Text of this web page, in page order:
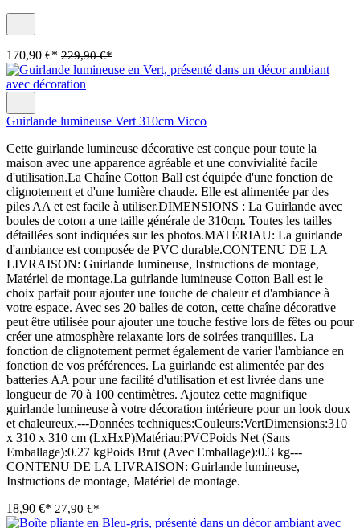
170,90 €* 229,90 €*
Guirlande lumineuse Vert 310cm Vicco
Cette guirlande lumineuse décorative est conçue pour toute la
maison avec une apparence agréable et une convivialité facile
d'utilisation.La Chaîne Cotton Ball est équipée d'une fonction de
clignotement et d'une lumière chaude. Elle est alimentée par des
piles AA et est facile à utiliser.DIMENSIONS : La Guirlande avec
boules de coton a une taille générale de 310cm. Toutes les tailles
détaillées sont indiquées sur les photos.MATÉRIAU: La guirlande
d'ambiance est composée de PVC durable.CONTENU DE LA
LIVRAISON: Guirlande lumineuse, Instructions de montage,
Matériel de montage.La guirlande lumineuse Cotton Ball est le
choix parfait pour ajouter une touche de chaleur et d'ambiance à
votre espace. Avec ses 20 balles de coton, cette chaîne décorative
peut être utilisée pour ajouter une touche festive lors de fêtes ou pour
créer une atmosphère relaxante lors de soirées tranquilles. La
fonction de clignotement permet également de varier l'ambiance en
fonction de vos préférences. La guirlande est alimentée par des
batteries AA pour une facilité d'utilisation et est livrée dans une
longueur de 70 à 100 centimètres. Ajoutez cette magnifique
guirlande lumineuse à votre décoration intérieure pour un look doux
et chaleureux.---Données techniques:Couleurs:VertDimensions:310
x 310 x 310 cm (LxHxP)Matériau:PVCPoids Net (Sans
Emballage):0.27 kgPoids Brut (Avec Emballage):0.3 kg---
CONTENU DE LA LIVRAISON: Guirlande lumineuse,
Instructions de montage, Matériel de montage.
18,90 €* 27,90 €*